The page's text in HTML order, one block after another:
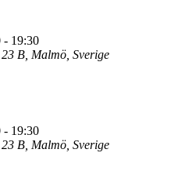
- 19:30
23 B, Malmö, Sverige
- 19:30
23 B, Malmö, Sverige